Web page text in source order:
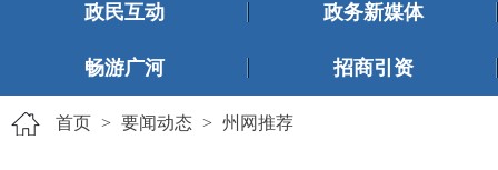
政民互动 政务新媒体
畅游广河 招商引资
首页 > 要闻动态 > 州网推荐